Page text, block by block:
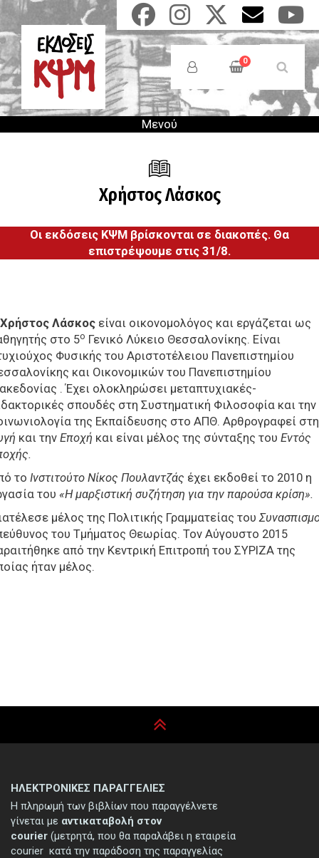
Παράκαμψη
προς
το
κυρίως
περιεχόμενο
Anonymous
Users
Menu
0
Μενού
Χρήστος Λάσκος
Οι εκδόσεις ΚΨΜ βρίσκονται σε διακοπές. Θα
επιστρέψουμε στις 31/8.
Χρήστος Λάσκος είναι οικονομολόγος και εργάζεται ως
στο 5ο Γενικό Λύκειο Θεσσαλονίκης. Είναι
Φυσικής του Αριστοτέλειου Πανεπιστημίου
και Οικονομικών του Πανεπιστημίου
. Έχει ολοκληρώσει μεταπτυχιακές-
σπουδές στη Συστηματική Φιλοσοφία και την
της Εκπαίδευσης στο ΑΠΘ. Αρθρογραφεί
και την Εποχή και είναι μέλος της σύνταξης του Εντός
το Ινστιτούτο Νίκος Πουλαντζάς έχει εκδοθεί το 2010 η
του «Η μαρξιστική συζήτηση για την παρούσα κρίση».
μέλος της Πολιτικής Γραμματείας του
του Τμήματος Θεωρίας. Τον Αύγουστο 2015
από την Κεντρική Επιτροπή του ΣΥΡΙΖΑ της
ήταν μέλος.
ΗΛΕΚΤΡΟΝΙΚΕΣ ΠΑΡΑΓΓΕΛΙΕΣ
Η πληρωμή των βιβλίων που παραγγέλνετε
γίνεται με αντικαταβολή στον
courier (μετρητά, που θα παραλάβει η εταιρεία
courier κατά την παράδοση της παραγγελίας